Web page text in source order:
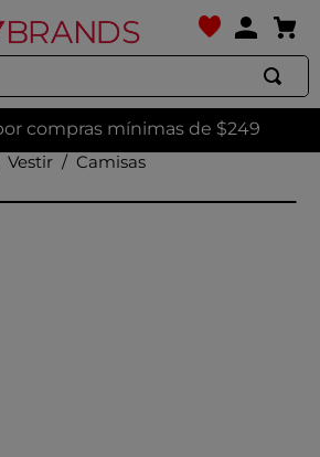
compras mínimas de $249
Vestir Camisas